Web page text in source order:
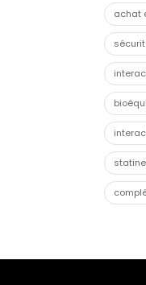
achat